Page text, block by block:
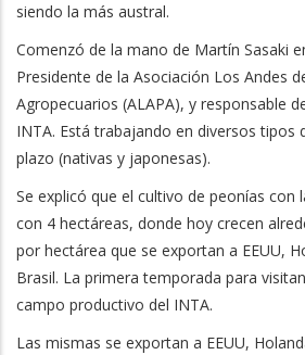
siendo la más austral.
Comenzó de la mano de Martín Sasaki
Presidente de la Asociación Los Andes
Agropecuarios (ALAPA), y responsable
INTA. Está trabajando en diversos tipos
plazo (nativas y japonesas).
Se explicó que el cultivo de peonías con
con 4 hectáreas, donde hoy crecen
por hectárea que se exportan a EEUU,
Brasil. La primera temporada para
campo productivo del INTA.
Las mismas se exportan a EEUU,